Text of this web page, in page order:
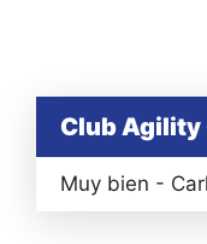
Club Agility
Muy bien -